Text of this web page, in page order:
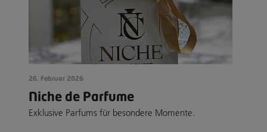
26. Februar 2026
Niche de Parfume
Exklusive Parfums für besondere Momente.